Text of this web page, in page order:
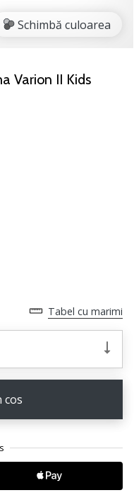
Schimbă culoarea
Varion II Kids
Tabel cu marimi
cos